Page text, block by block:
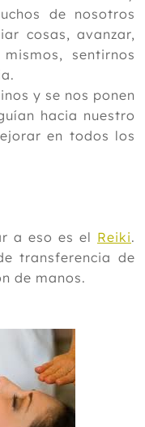
de nosotros
cosas, avanzar,
sentirnos
y se nos ponen
hacia nuestro
en todos los
a eso es el Reiki.
transferencia de
de manos.